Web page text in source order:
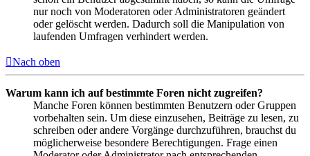
nur noch von Moderatoren oder Administratoren geändert
oder gelöscht werden. Dadurch soll die Manipulation von
laufenden Umfragen verhindert werden.
Nach oben
Warum kann ich auf bestimmte Foren nicht zugreifen?
Manche Foren können bestimmten Benutzern oder Gruppen
vorbehalten sein. Um diese einzusehen, Beiträge zu lesen, zu
schreiben oder andere Vorgänge durchzuführen, brauchst du
möglicherweise besondere Berechtigungen. Frage einen